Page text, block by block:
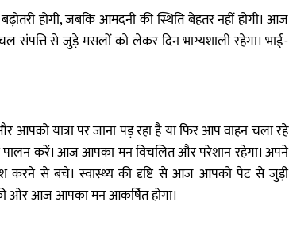
होगी, जबकि आमदनी की स्थिति बेहतर नहीं होगी। आज
संपत्ति से जुड़े मसलों को लेकर दिन भाग्यशाली रहेगा। भाई-
आपको यात्रा पर जाना पड़ रहा है या फिर आप वाहन चला रहे
पालन करें। आज आपका मन विचलित और परेशान रहेगा। अपने
से बचे। स्वास्थ्य की दृष्टि से आज आपको पेट से जुड़ी
ओर आज आपका मन आकर्षित होगा।